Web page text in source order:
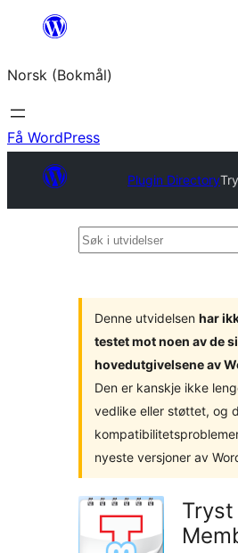
Hopp
innhold
Norsk (Bokmål)
Få WordPress
Plugin Directory
Søk
Denne utvidelsen har
testet mot noen av de
hovedutgivelsene av
Den er kanskje ikke
vedlike eller støttet, og
nyeste versjoner av
Tryst